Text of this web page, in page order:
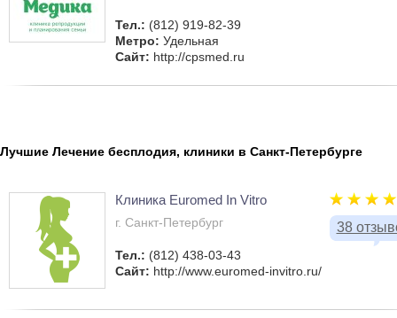
Тел.: (812) 919-82-39
Метро: Удельная
Сайт: http://cpsmed.ru
Лучшие Лечение бесплодия, клиники в Санкт-Петербурге
38
Клиника Euromed In Vitro
г. Санкт-Петербург
Тел.: (812) 438-03-43
Сайт: http://www.euromed-invitro.ru/